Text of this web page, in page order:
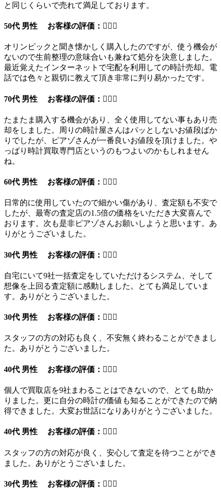
と同じくらいで売れて満足しております。
50代 男性 お客様の評価：
オリンピックと聞き懐かしく購入したのですが、使う機会が
ないので生前整理の意味合いも兼ねて処分を決意しました。
最近覚えたインターネットで宅配を利用しての時計売却。電
話では色々と親切に教えて頂き非常に判り易かったです。
70代 男性 お客様の評価：
たまたま購入する機会があり、全く使用してない事もあり売
却をしました。周りの時計屋さんはパッとしないお値段ばか
りでしたが、ピアゾさんが一番良いお値段を頂けました。や
っぱり時計買取専門店というのもつよいのかもしれません
ね。
60代 男性 お客様の評価：
日常的に使用していたので細かい傷があり、査定額も不安で
したが、最寄の査定店の1.5倍の価格をいただき大変喜んで
おります。次も是非ピアゾさんお願いしようと思います。あ
りがとうございました。
30代 男性 お客様の評価：
自宅にいて9社一括査定をしていただけるシステム、そして
想像を上回る査定額に感動しました。とても満足していま
す。ありがとうございました。
30代 男性 お客様の評価：
スタッフの方の対応も良く、不安無く終わることができまし
た。ありがとうございました。
40代 男性 お客様の評価：
個人で買取店を9社まわることはできないので、とても助か
りました。更に自分の時計の価値も知ることができたので納
得できました。大変お世話になりありがとうございました。
40代 男性 お客様の評価：
スタッフの方の対応が良く、安心して査定を待つことができ
ました。ありがとうございました。
30代 男性 お客様の評価：